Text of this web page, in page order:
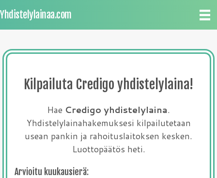
Yhdistelylainaa.com
Kilpailuta Credigo yhdistelylaina!
Hae Credigo yhdistelylaina.
Yhdistelylainahakemuksesi kilpailutetaan
usean pankin ja rahoituslaitoksen kesken.
Luottopäätös heti.
Arvioitu kuukausierä: